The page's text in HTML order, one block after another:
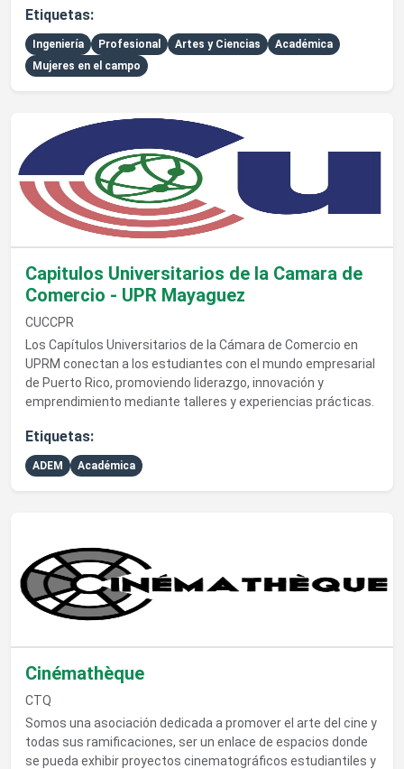
Etiquetas:
Ingeniería Profesional Artes y Ciencias
Académica
Mujeres en el campo
Ver detalles de Capitulos Universitarios de la Camara de
Capitulos Universitarios de la Camara de
Comercio - UPR Mayaguez
CUCCPR
Los Capítulos Universitarios de la Cámara de Comercio en
UPRM conectan a los estudiantes con el mundo empresarial
de Puerto Rico, promoviendo liderazgo, innovación y
emprendimiento mediante talleres y experiencias prácticas.
Etiquetas:
ADEM Académica
Cinémathèque
CTQ
Somos una asociación dedicada a promover el arte del cine y
todas sus ramificaciones, ser un enlace de espacios donde
se pueda exhibir proyectos cinematográficos estudiantiles y